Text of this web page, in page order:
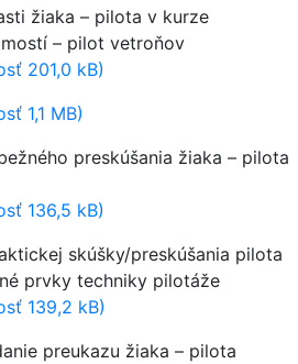
žiaka – pilota v kurze
– pilot vetroňov
201,0 kB)
1,1 MB)
preskúšania žiaka – pilota
136,5 kB)
skúšky/preskúšania pilota
prvky techniky pilotáže
139,2 kB)
preukazu žiaka – pilota